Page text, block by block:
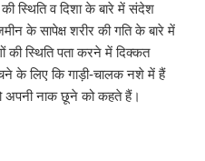
स्थिति व दिशा के बारे में संदेश
के सापेक्ष शरीर की गति के बारे में
की स्थिति पता करने में दिक्कत
के लिए कि गाड़ी-चालक नशे में हैं
अपनी नाक छूने को कहते हैं।